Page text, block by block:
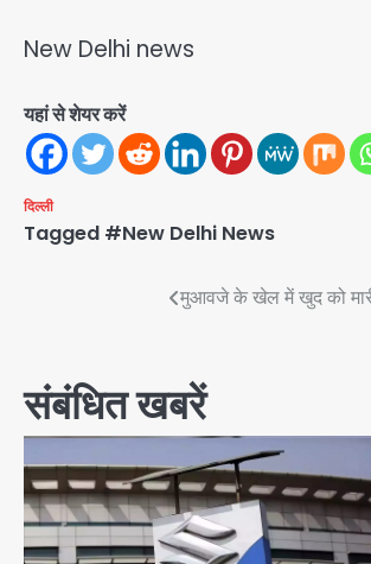
New Delhi news
यहां से शेयर करें
दिल्ली
Tagged #New Delhi News
मुआवजे के खेल में खुद को
संबंधित खबरें